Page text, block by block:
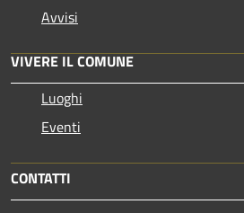
Avvisi
VIVERE IL COMUNE
Luoghi
Eventi
CONTATTI